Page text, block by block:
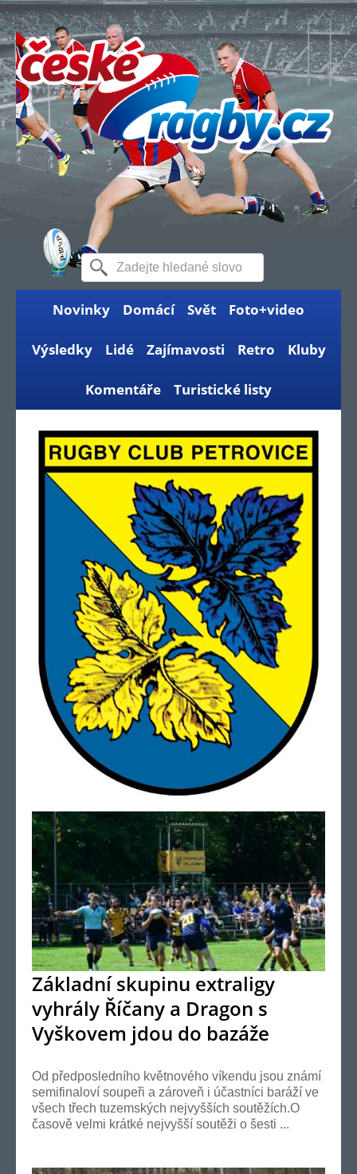
Novinky Domácí Svět Foto+video
Výsledky Lidé Zajímavosti Retro Kluby
Komentáře Turistické listy
Základní skupinu extraligy
vyhrály Říčany a Dragon s
Vyškovem jdou do bazáže
Od předposledního květnového víkendu jsou známí
semifinaloví soupeři a zároveň i účastníci baráží ve
všech třech tuzemských nejvyšších soutěžích.O
časově velmi krátké nejvyšší soutěži o šesti ...